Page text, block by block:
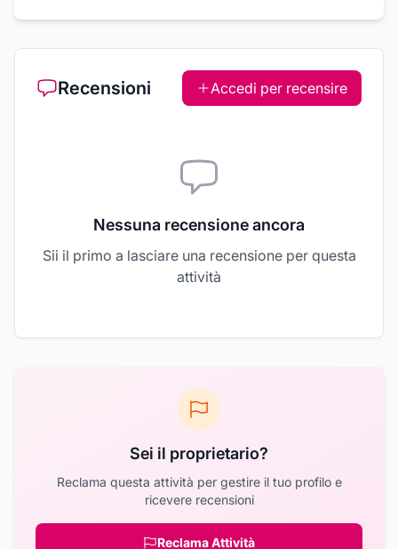
Recensioni Accedi per recensire
Nessuna recensione ancora
Sii il primo a lasciare una recensione per questa
attività
Sei il proprietario?
Reclama questa attività per gestire il tuo profilo e
ricevere recensioni
Reclama Attività